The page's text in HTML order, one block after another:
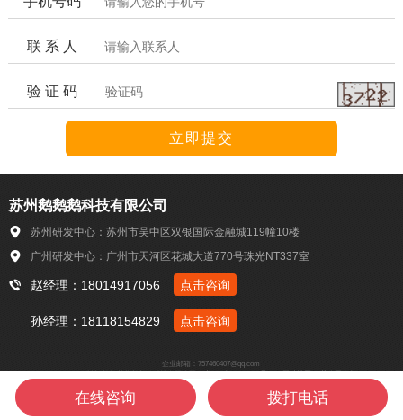
联 系 人
验 证 码
苏州鹅鹅鹅科技有限公司
苏州研发中心：苏州市吴中区双银国际金融城119幢10楼
广州研发中心：广州市天河区花城大道770号珠光NT337室
赵经理：18014917056 点击咨询
孙经理：18118154829 点击咨询
企业邮箱：757460407@qq.com
Copyright © 2018-2022 版权所有 苏州鹅鹅鹅科技有限公司
苏ICP备18047093号-1 网站地图 苏公网安备
在线咨询 拨打电话